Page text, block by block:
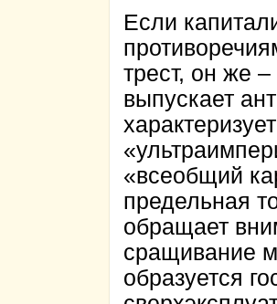
Если
трест, он же
выпускает
«всеобщий
предельная
обращает
сращивание
образуется